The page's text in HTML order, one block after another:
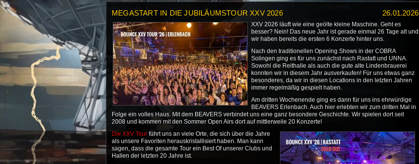
MEGASTART IN DIE JUBILÄUMSTOUR XXV 2026 26.01.2026
XXV 2026 läuft wie eine geölte kleine Maschine. Geht es
besser? Nein! Das neue Jahr ist gerade einmal 26 Tage alt und
wir haben bereits die ersten 6 Konzerte hinter uns.
Nach den traditionellen Opening Shows in der COBRA
Solingen ging es für uns zunächst nach Rastatt und UNNA.
Sowohl die Reithalle als auch die gute alte Lindenbrauerei
konnten wir in diesem Jahr ausverkaufen! Für uns etwas ganz
besonderes, da wir in diesen Locations in den letzten Jahren
immer regelmäßig gespielt haben.
Am dritten Wochenende ging es dann für uns ins ehrwürdige
BEAVERS Erlenbach. Auch hier erlebten wir zum dritten Mal in
Folge ein volles Haus. Mit dem BEAVERS verbindet uns eine ganz besondere Geschichte. Wir spielen dort seit
2008 und kommen mit den Sommer Open Airs dort auf mittlerweile 20 Konzerte!
Die XXV Tour führt uns an viele Orte, die sich über die Jahre
als unsere Favoriten herauskristallisiert haben. Man kann
sagen, dass die gesamte Tour ein Best Of unserer Clubs und
Hallen der letzten 20 Jahre ist.